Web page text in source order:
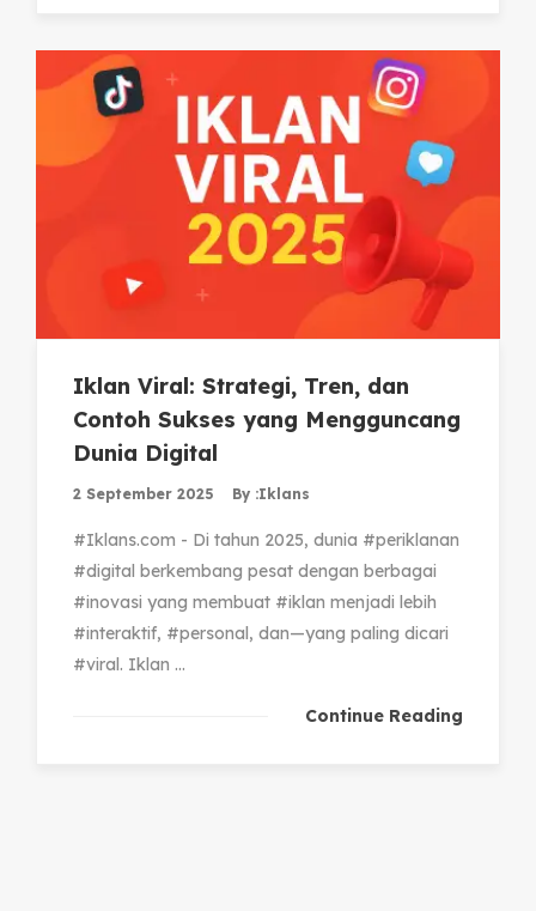
Iklan Viral: Strategi, Tren, dan
Contoh Sukses yang Mengguncang
Dunia Digital
2 September 2025 By :Iklans
#Iklans.com - Di tahun 2025, dunia #periklanan
#digital berkembang pesat dengan berbagai
#inovasi yang membuat #iklan menjadi lebih
#interaktif, #personal, dan—yang paling dicari
#viral. Iklan ...
Continue Reading